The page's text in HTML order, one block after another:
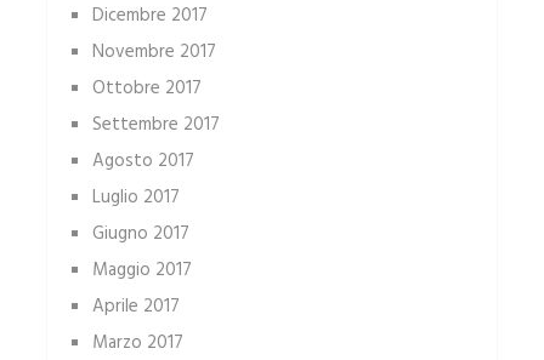
Dicembre 2017
Novembre 2017
Ottobre 2017
Settembre 2017
Agosto 2017
Luglio 2017
Giugno 2017
Maggio 2017
Aprile 2017
Marzo 2017